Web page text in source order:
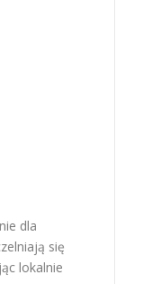
dla
się
lokalnie